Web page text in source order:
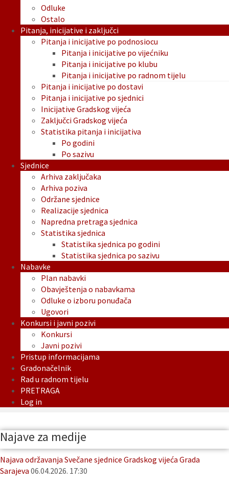
Odluke
Ostalo
Pitanja, inicijative i zaključci
Pitanja i inicijative po podnosiocu
Pitanja i inicijative po vijećniku
Pitanja i inicijative po klubu
Pitanja i inicijative po radnom tijelu
Pitanja i inicijative po dostavi
Pitanja i inicijative po sjednici
Inicijative Gradskog vijeća
Zaključci Gradskog vijeća
Statistika pitanja i inicijativa
Po godini
Po sazivu
Sjednice
Arhiva zaključaka
Arhiva poziva
Održane sjednice
Realizacije sjednica
Napredna pretraga sjednica
Statistika sjednica
Statistika sjednica po godini
Statistika sjednica po sazivu
Nabavke
Plan nabavki
Obavještenja o nabavkama
Odluke o izboru ponuđača
Ugovori
Konkursi i javni pozivi
Konkursi
Javni pozivi
Pristup informacijama
Gradonačelnik
Rad u radnom tijelu
PRETRAGA
Log in
Najave za medije
Najava održavanja Svečane sjednice Gradskog vijeća Grada
Sarajeva 06.04.2026. 17:30